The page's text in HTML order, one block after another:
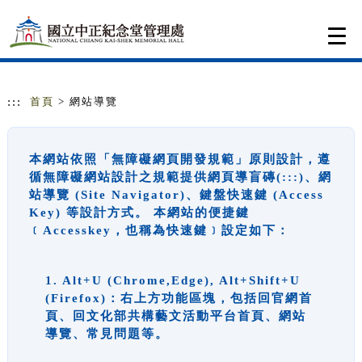
::: 首頁 > 網站導覽
本網站依照「無障礙網頁開發規範」原則設計，遵
循無障礙網站設計之規範提供網頁導盲磚(:::)、網
站導覽 (Site Navigator)、鍵盤快速鍵 (Access
Key) 等設計方式。 本網站的便捷鍵
﹝Accesskey，也稱為快速鍵﹞設定如下：
1. Alt+U (Chrome,Edge), Alt+Shift+U
(Firefox)：右上方功能區塊，包括回官網首
頁、回文化部共構藝文活動平台首頁、網站
導覽、常見問題等。